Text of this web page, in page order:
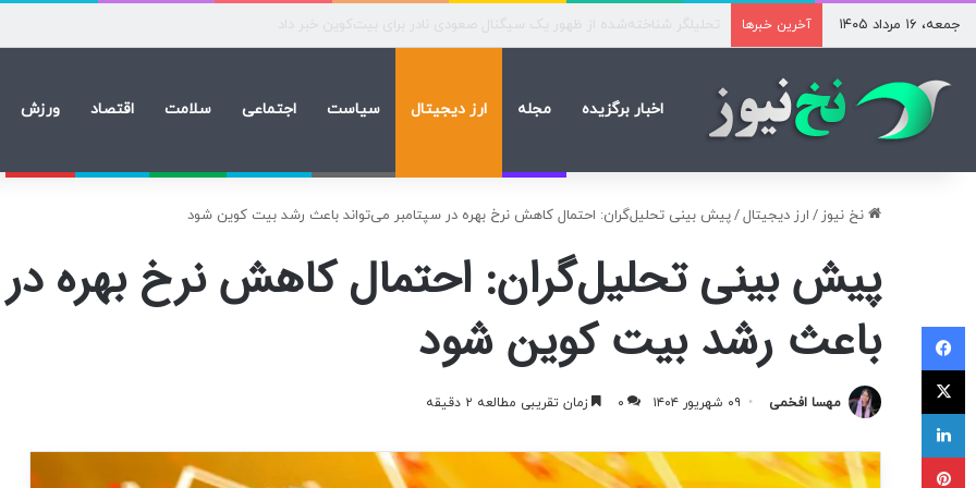
جمعه، ۱۶ مرداد ۱۴۰۵ آخرین خبرها
اخبار برگزیده مجله ارز دیجیتال سیاست اجتماعی سلامت اقتصاد ورزش
نخ نیوز / ارز دیجیتال/پیش بینی تحلیل‌گران: احتمال کاهش نرخ بهره در سپتامبر می‌تواند باعث رشد بیت کوین شود
پیش بینی تحلیل‌گران: احتمال کاهش نرخ بهره در
باعث رشد بیت کوین شود
مهسا افخمی ۰۹ شهریور ۱۴۰۴ ۰ زمان تقریبی مطالعه ۲ دقیقه
لینکداین
پینتریست